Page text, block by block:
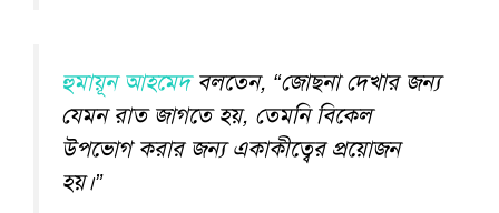
হুমায়ূন আহমেদবলতেন, “জোছনা দেখার জন্য
যেমন রাত জাগতে হয়, তেমনি বিকেল
উপভোগ করার জন্য একাকীত্বের প্রয়োজন
হয়।”